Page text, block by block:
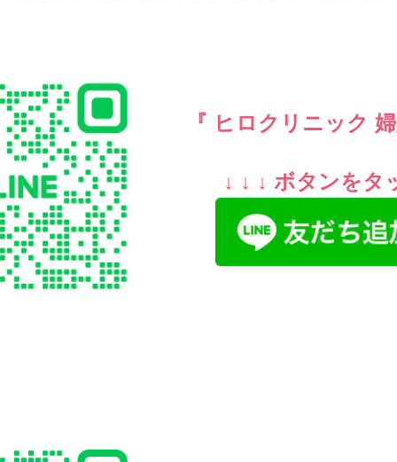
『 ヒロクリニック
↓ ↓ ↓ ボタンをタ